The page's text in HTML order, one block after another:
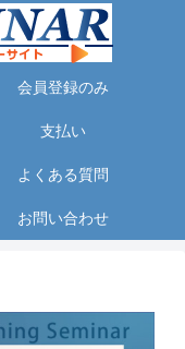
会員登録のみ
支払い
よくある質問
お問い合わせ